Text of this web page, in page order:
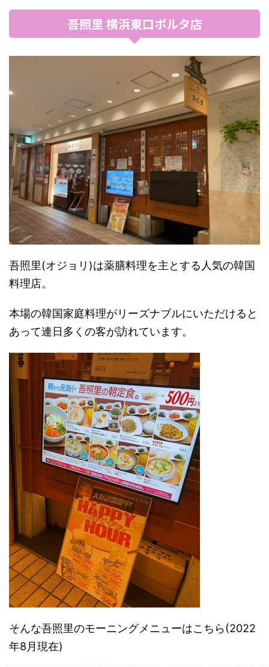
吾照里 横浜東口ポルタ店
吾照里(オジョリ)は薬膳料理を主とする人気の韓国
料理店。
本場の韓国家庭料理がリーズナブルにいただけると
あって連日多くの客が訪れています。
そんな吾照里のモーニングメニューはこちら(2022
年8月現在)